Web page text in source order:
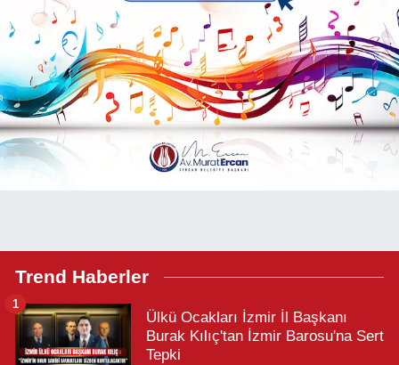
Trend Haberler
Ülkü Ocakları İzmir İl Başkanı
Burak Kılıç'tan İzmir Barosu'na Sert
Tepki
1